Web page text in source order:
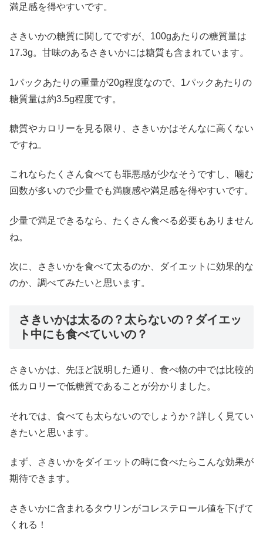
満足感を得やすいです。
さきいかの糖質に関してですが、100gあたりの糖質量は
17.3g。甘味のあるさきいかには糖質も含まれています。
1パックあたりの重量が20g程度なので、1パックあたりの
糖質量は約3.5g程度です。
糖質やカロリーを見る限り、さきいかはそんなに高くない
ですね。
これならたくさん食べても罪悪感が少なそうですし、噛む
回数が多いので少量でも満腹感や満足感を得やすいです。
少量で満足できるなら、たくさん食べる必要もありません
ね。
次に、さきいかを食べて太るのか、ダイエットに効果的な
のか、調べてみたいと思います。
さきいかは太るの？太らないの？ダイエッ
ト中にも食べていいの？
さきいかは、先ほど説明した通り、食べ物の中では比較的
低カロリーで低糖質であることが分かりました。
それでは、食べても太らないのでしょうか？詳しく見てい
きたいと思います。
まず、さきいかをダイエットの時に食べたらこんな効果が
期待できます。
さきいかに含まれるタウリンがコレステロール値を下げて
くれる！